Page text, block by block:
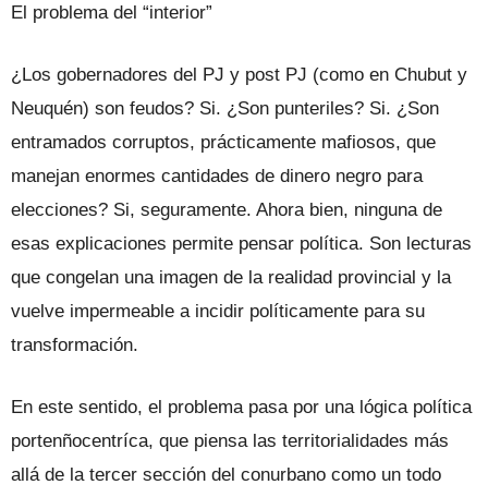
El problema del “interior”
¿Los gobernadores del PJ y post PJ (como en Chubut y
Neuquén) son feudos? Si. ¿Son punteriles? Si. ¿Son
entramados corruptos, prácticamente mafiosos, que
manejan enormes cantidades de dinero negro para
elecciones? Si, seguramente. Ahora bien, ninguna de
esas explicaciones permite pensar política. Son lecturas
que congelan una imagen de la realidad provincial y la
vuelve impermeable a incidir políticamente para su
transformación.
En este sentido, el problema pasa por una lógica política
portenñocentríca, que piensa las territorialidades más
allá de la tercer sección del conurbano como un todo